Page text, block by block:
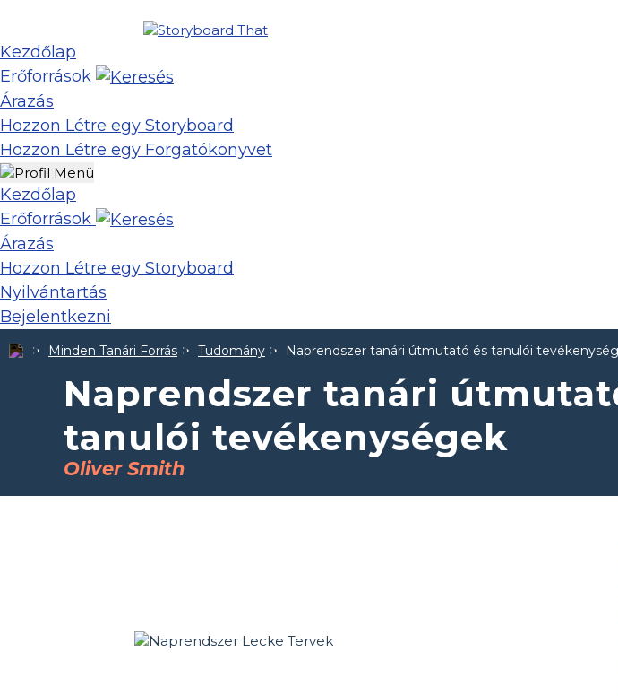
Kezdőlap
Erőforrások
Árazás
Hozzon Létre egy Storyboard
Hozzon Létre egy Forgatókönyvet
Kezdőlap
Erőforrások
Árazás
Hozzon Létre egy Storyboard
Nyilvántartás
Bejelentkezni
Minden Tanári Forrás Tudomány Naprendszer tanári útmutató és tanulói
Naprendszer tanári
tanulói tevékenységek
Oliver Smith